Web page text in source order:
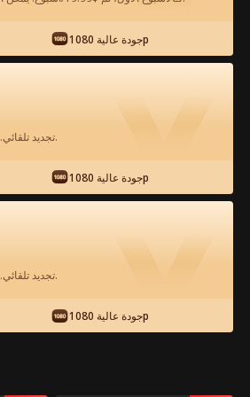
شاهد مجانًا في
الحلقة 39 - لا ترفض
41 42 43
جودة عالية 1080p
تجديد تلقائي. يمكنك الإلغاء في أي وقت.
جودة عالية 1080p
تجديد تلقائي. يمكنك الإلغاء في أي وقت.
جودة عالية 1080p